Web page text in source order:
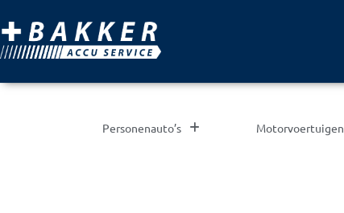
Personenauto’s Motorvoertuigen